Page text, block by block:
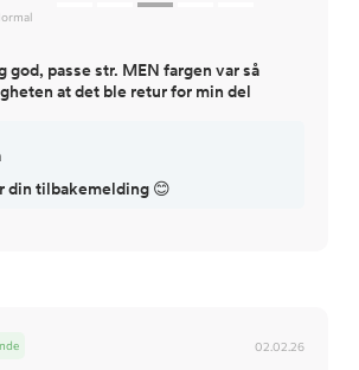
god, passe str. MEN fargen var så
at det ble retur for min del
02.02.26